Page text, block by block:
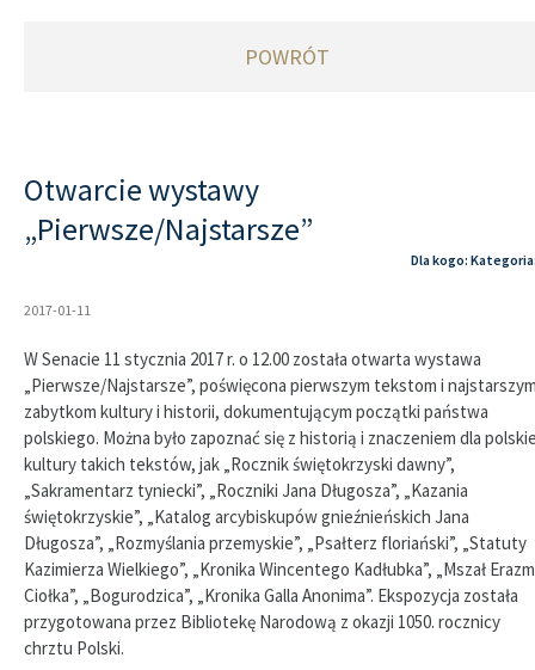
POWRÓT
Otwarcie wystawy
„Pierwsze/Najstarsze”
Dla kogo:
2017-01-11
W Senacie 11 stycznia 2017 r. o 12.00 została otwarta wystawa
„Pierwsze/Najstarsze”, poświęcona pierwszym tekstom i
zabytkom kultury i historii, dokumentującym początki państwa
polskiego. Można było zapoznać się z historią i znaczeniem dla
kultury takich tekstów, jak „Rocznik świętokrzyski dawny”,
„Sakramentarz tyniecki”, „Roczniki Jana Długosza”, „Kazania
świętokrzyskie”, „Katalog arcybiskupów gnieźnieńskich Jana
Długosza”, „Rozmyślania przemyskie”, „Psałterz floriański”, „Statuty
Kazimierza Wielkiego”, „Kronika Wincentego Kadłubka”, „Mszał
Ciołka”, „Bogurodzica”, „Kronika Galla Anonima”. Ekspozycja została
przygotowana przez Bibliotekę Narodową z okazji 1050. rocznicy
chrztu Polski.